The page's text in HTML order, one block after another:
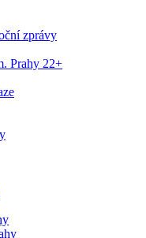
zprávy
Prahy 22+